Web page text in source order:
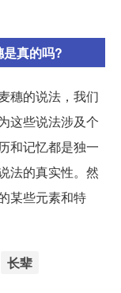
真的吗?
穗的说法，我们
这些说法涉及个
和记忆都是独一
法的真实性。然
某些元素和特
长辈